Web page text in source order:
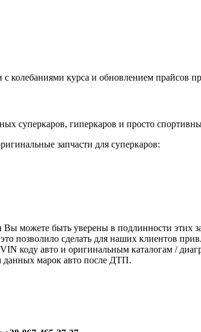
с колебаниями курса и обновлением прайсов
суперкаров, гиперкаров и просто
запчасти для суперкаров:
Вы можете быть уверены в подлинности
позволило сделать для наших клиентов
коду авто и оригинальным каталогам /
данных марок авто после ДТП.